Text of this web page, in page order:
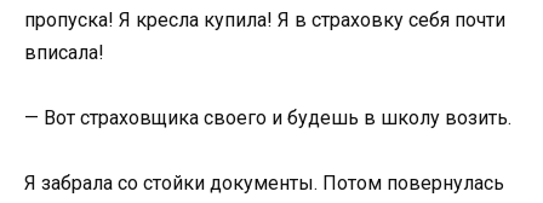
пропуска! Я кресла купила! Я в страховку себя почти
вписала!
— Вот страховщика своего и будешь в школу возить.
Я забрала со стойки документы. Потом повернулась